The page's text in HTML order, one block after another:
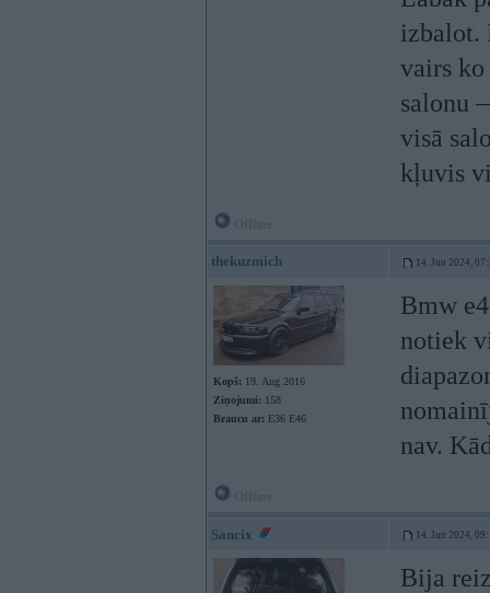
izbalot.
vairs
salonu
visā
kļuvis
thekuzmich 14. Jun 2024,
Kopš: 19. Aug 2016
Ziņojumi: 158
Braucu ar: E36 E46
Bmw
notiek
nav.
Sancix 14. Jun 2024,
Bija